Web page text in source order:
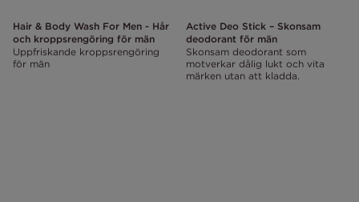
Hair & Body Wash For Men - Hår
och kroppsrengöring för män
Uppfriskande kroppsrengöring
för män
Active Deo Stick – Skonsam
deodorant för män
Skonsam deodorant som
motverkar dålig lukt och vita
märken utan att kladda.